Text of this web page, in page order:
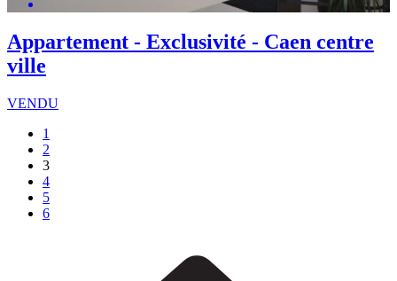
Appartement - Exclusivité - Caen centre
ville
VENDU
1
2
3
4
5
6